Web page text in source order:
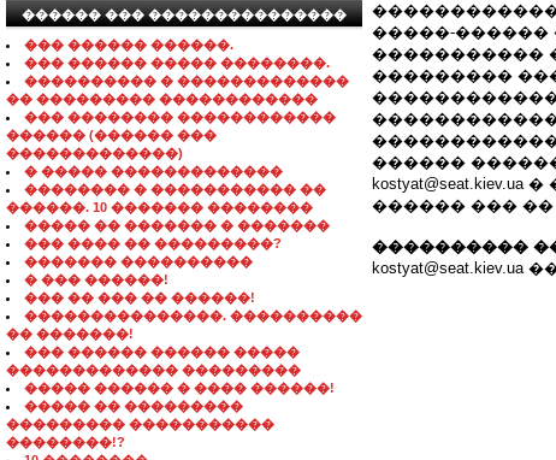
������ ��� ���������������
��� ������ ������.
��� ������ ����� ��������.
���������� � �������������
�� ��������� ������������
��� �������� ������������
������ (������ ���
�������������)
� ����� �������������
�������� � ����������� ��
������. 10 ������� ��������
����� �� ������� � �������
��� ���� �� ���������?
������� ����������
� ��� ������!
��� �� ��� �� ������!
���������������. ����������
�� �������!
��� ������ ������ �����
������������� ���������
����� ������ � ���� ������!
����� �� ���������
��������� �����������
��������!?
�����-������
�����������
���������
������
������ ��� ��
����������